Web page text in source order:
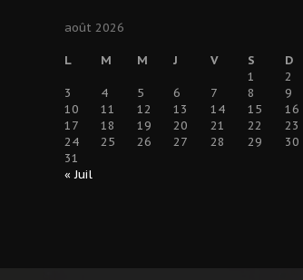
août 2026
L M M J V S
D
1
2
3
4 5 6 7 8
9
10
11 12 13 14 15
16
17
18 19 20 21 22
23
24
25 26 27 28 29
30
31
« Juil